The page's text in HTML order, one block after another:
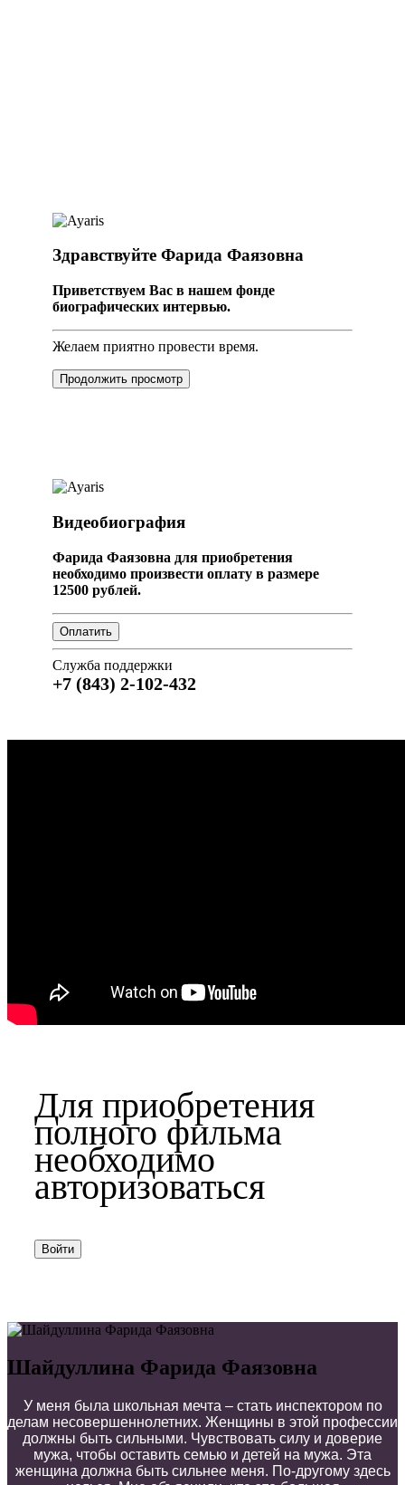
Здравствуйте Фарида Фаязовна
Приветствуем Вас в нашем фонде
биографических интервью.
Желаем приятно провести время.
Продолжить просмотр
Видеобиография
Фарида Фаязовна для приобретения
необходимо произвести оплату в размере
12500 рублей.
Служба поддержки
+7 (843) 2-102-432
Для приобретения
полного фильма
необходимо
авторизоваться
Войти
Шайдуллина Фарида Фаязовна
У меня была школьная мечта – стать инспектором по
делам несовершеннолетних. Женщины в этой профессии
должны быть сильными. Чувствовать силу и доверие
мужа, чтобы оставить семью и детей на мужа. Эта
женщина должна быть сильнее меня. По-другому здесь